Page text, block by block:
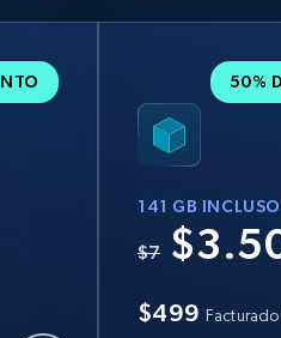
50%
141 GB INCLUSO
$7
$499